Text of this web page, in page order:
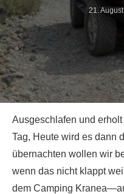
21.
Ausgeschlafen und
Tag, Heute wird es dann
übernachten wollen wir
wenn das nicht klappt
dem Camping